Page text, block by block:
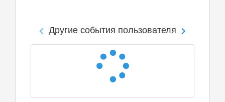
Другие события пользователя